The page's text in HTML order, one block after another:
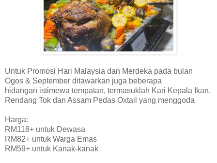
Untuk Promosi Hari Malaysia dan Merdeka pada bulan
Ogos & September ditawarkan juga beberapa
hidangan istimewa tempatan, termasuklah Kari Kepala Ikan,
Rendang Tok dan Assam Pedas Oxtail yang menggoda
Harga:
RM118+ untuk Dewasa
RM82+ untuk Warga Emas
RM59+ untuk Kanak-kanak